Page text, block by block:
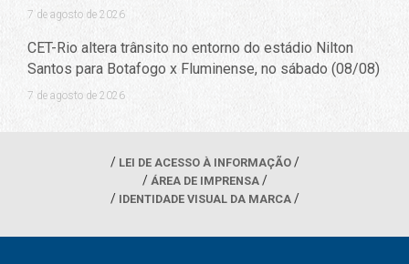
7 de agosto de 2026
CET-Rio altera trânsito no entorno do estádio Nilton
Santos para Botafogo x Fluminense, no sábado (08/08)
7 de agosto de 2026
LEI DE ACESSO À INFORMAÇÃO
ÁREA DE IMPRENSA
IDENTIDADE VISUAL DA MARCA